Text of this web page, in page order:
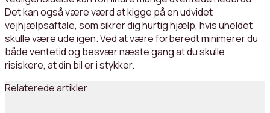
Det kan også være værd at kigge på en udvidet
vejhjælpsaftale, som sikrer dig hurtig hjælp, hvis uheldet
skulle være ude igen. Ved at være forberedt minimerer du
både ventetid og besvær næste gang at du skulle
risiskere, at din bil er i stykker.
Relaterede artikler